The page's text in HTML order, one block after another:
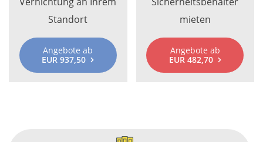
Standort
Angebote ab
EUR 937,50
mieten
Angebote ab
EUR 482,70